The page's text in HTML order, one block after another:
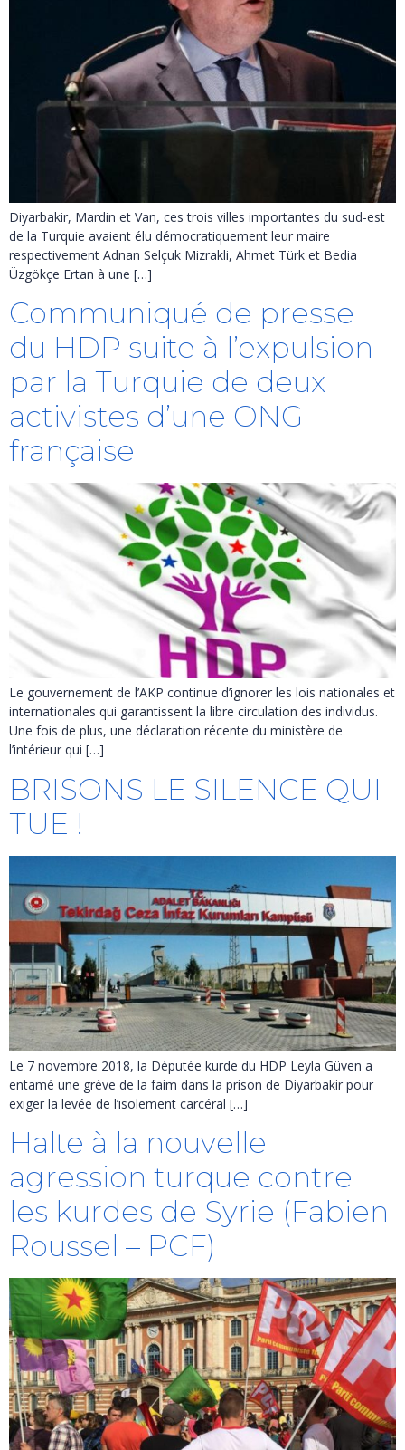
Diyarbakir, Mardin et Van, ces trois villes importantes du sud-est
de la Turquie avaient élu démocratiquement leur maire
respectivement Adnan Selçuk Mizrakli, Ahmet Türk et Bedia
Üzgökçe Ertan à une […]
Communiqué de presse
du HDP suite à l’expulsion
par la Turquie de deux
activistes d’une ONG
française
Le gouvernement de l’AKP continue d’ignorer les lois nationales et
internationales qui garantissent la libre circulation des individus.
Une fois de plus, une déclaration récente du ministère de
l’intérieur qui […]
BRISONS LE SILENCE QUI
TUE !
Le 7 novembre 2018, la Députée kurde du HDP Leyla Güven a
entamé une grève de la faim dans la prison de Diyarbakir pour
exiger la levée de l’isolement carcéral […]
Halte à la nouvelle
agression turque contre
les kurdes de Syrie (Fabien
Roussel – PCF)